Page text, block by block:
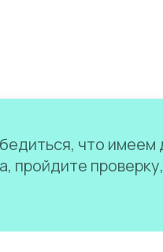
что имеем
пройдите